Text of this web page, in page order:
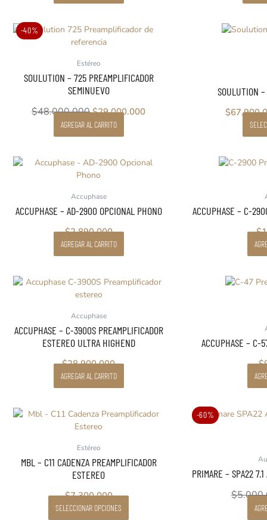
-40%
Estéreo
SOULUTION – 725 PREAMPLIFICADOR
SEMINUEVO
$48.000.000
El
precio
era:
$48.000.000.
$29.000.000
El
$29.000.000.
AGREGAR AL CARRITO
SOULUTION
$
Accuphase
ACCUPHASE – AD-2900 OPCIONAL PHONO
$2.890.000
AGREGAR AL CARRITO
ACCUPHASE – C-
$
Accuphase
ACCUPHASE – C-3900S PREAMPLIFICADOR
ESTEREO ULTRA HIGHEND
$28.900.000
AGREGAR AL CARRITO
ACCUPHASE – C-
$
Estéreo
MBL – C11 CADENZA PREAMPLIFICADOR
ESTEREO
$7.300.000
SELECCIONAR OPCIONES
Este
producto
múltiples
variantes.
Las
pueden
-60%
PRIMARE – SPA22
$